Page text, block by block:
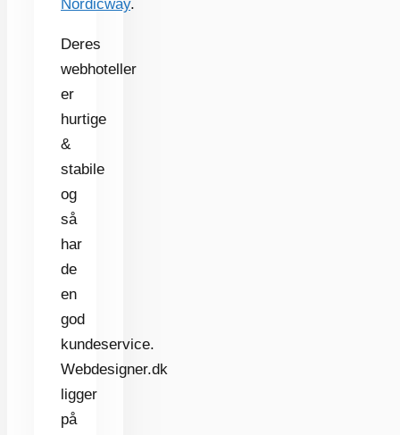
Nordicway.
Deres
webhoteller
er
hurtige
&
stabile
og
så
har
de
en
god
kundeservice.
Webdesigner.dk
ligger
på